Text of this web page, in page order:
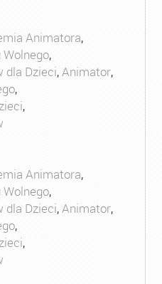
Animatora,
,
dla Dzieci,Animator,
,
,
Animatora,
,
dla Dzieci,Animator,
,
,